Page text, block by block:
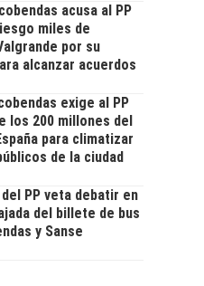
acusa al PP
miles de
por su
alcanzar acuerdos
exige al PP
los 200 millones del
para climatizar
de la ciudad
del PP veta debatir en
del billete de bus
y Sanse